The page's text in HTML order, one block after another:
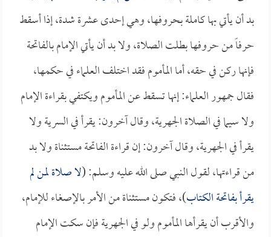
بد أن يأتي بها كاملة بحروفها، وهي إحدى عشرة شدة، إذا أسقط
حرفاً من حروفها بطلت الصلاة، ولا بد أن يأتي الإمام بالفاتحة
فإنها ركن في حقه، أما المأموم فقد اختلف العلماء في حكمها،
فقال جمهور العلماء: إنها تسقط عن المأموم ويكتفي بقراءة الإمام
ولا سيما في الصلاة الجهرية، وقال آخرون: يقرأ في السرية ولا
يقرأ في الجهرية، وقال آخرون: إن قراءة الفاتحة مستثناة ولا بد
من قراءتها، لقول النبي صلى الله عليه وسلم: (لا صلاة لمن لم
يقرأ بفاتحة الكتاب)، فتكون مستثناة من الأمر بالإصغاء للإمام،
والأقرب أن يقرأها المأموم ولو في الجهرية فإن سكت الإمام